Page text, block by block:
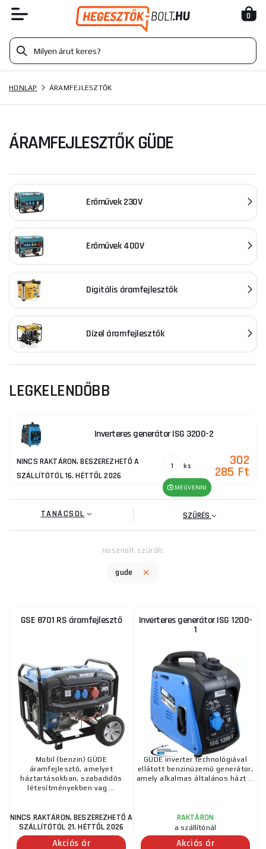
0
HONLAP ÁRAMFEJLESZTŐK
ÁRAMFEJLESZTŐK GÜDE
Erőművek 230V
Erőművek 400V
Digitális áramfejlesztők
Dízel áramfejlesztők
LEGKELENDŐBB
Inverteres generátor ISG 3200-2
NINCS RAKTÁRON, BESZEREZHETŐ A
SZÁLLÍTÓTÓL 16. HÉTTŐL 2026
ks
MEGVENNI
302
285 Ft
TANÁCSOL SZŰRÉS
Használt szűrők:
gude
GSE 8701 RS áramfejlesztő
Mobil (benzin) GÜDE
áramfejlesztő, amelyet
háztartásokban, szabadidős
létesítményekben vag ...
NINCS RAKTÁRON, BESZEREZHETŐ A
SZÁLLÍTÓTÓL 21. HÉTTŐL 2026
Akciós ár
Inverteres generátor ISG 1200-
1
GÜDE inverter technológiával
ellátott benzinüzemű generátor,
amely alkalmas általános házt ...
RAKTÁRON
a szállítónál
Akciós ár